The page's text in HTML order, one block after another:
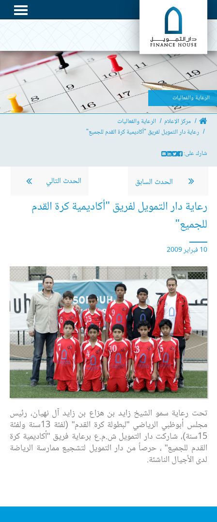
الرعاية والفعاليات
مركز الإعلام
الرعاية والفعاليات
رعاية دار التمويل لفريق "أكاديمية كرة القدم للجميع"
شارك على:
الحدث السابق الحدث التالي
رعاية دار التمويل لفريق "أكاديمية كرة القدم
للجميع"
10 فبراير 2009
تحت رعاية سمو الشيخ زايد بن هزاع بن زايد آل نهيان، رئيس
مجلس أبوظبي الرياضي "لبطولة كرة القدم" (لفئة 13سنة ولفئة
15سنة)، شاركت دار التمويل ش.م.ع برعاية فريق "أكاديمية كرة
القدم للجميع" ، حرصاُ من دار التمويل لتشجيع ممارسة الرياضة
لدى الأجيال الناشئة.